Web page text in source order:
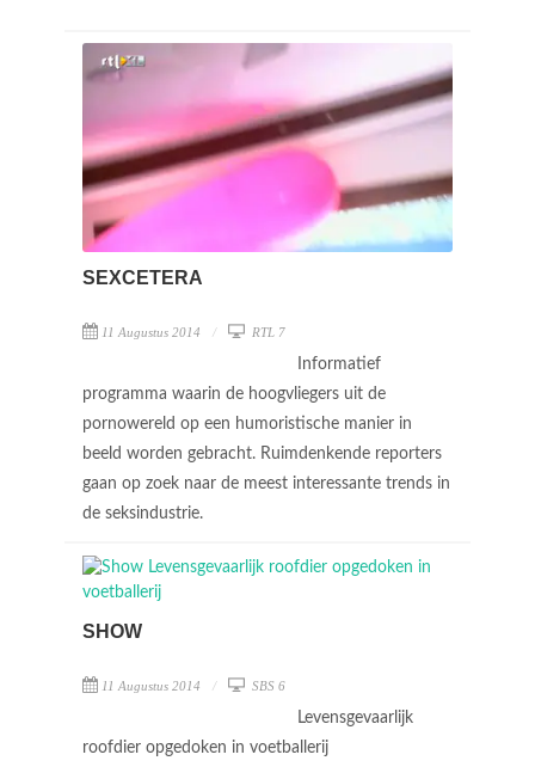
SEXCETERA
11 Augustus 2014 RTL 7
Informatief
programma waarin de hoogvliegers uit de
pornowereld op een humoristische manier in
beeld worden gebracht. Ruimdenkende reporters
gaan op zoek naar de meest interessante trends in
de seksindustrie.
SHOW
11 Augustus 2014 SBS 6
Levensgevaarlijk
roofdier opgedoken in voetballerij